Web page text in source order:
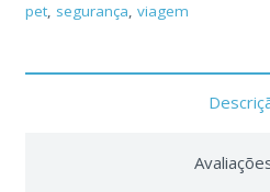
pet, segurança, viagem